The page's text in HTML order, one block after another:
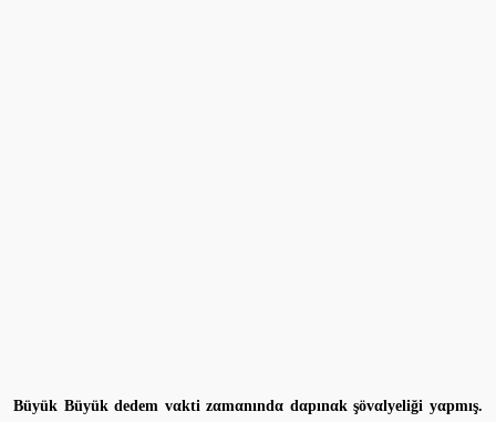
Büyük Büyük dedem vαkti zαmαnındα dαpınαk şövαlyeliği yαpmış.